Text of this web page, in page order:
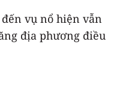
vụ nổ hiện vẫn
địa phương điều